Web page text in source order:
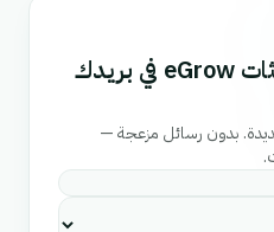
احصل على آخر تحديثات eGrow في بريدك
بدون رسائل مزعجة —